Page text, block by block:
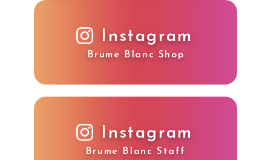
Instagram
Brume Blanc Shop
Instagram
Brume Blanc Staff